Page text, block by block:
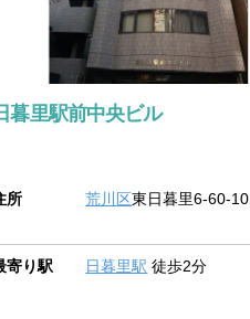
暮里駅前中央ビル
所 荒川区東日暮里6-60-10
寄り駅 日暮里駅 徒歩2分